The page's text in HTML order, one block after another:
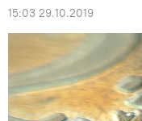
15:03 29.10.2019